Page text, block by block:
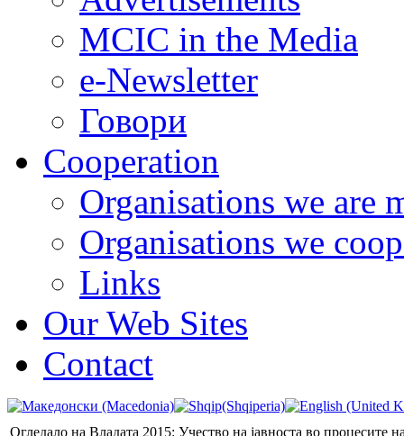
MCIC in the Media
e-Newsletter
Говори
Cooperation
Organisations we are
Organisations we
Links
Our Web Sites
Contact
Огледало на Владата 2015: Учество на јавноста во процесите